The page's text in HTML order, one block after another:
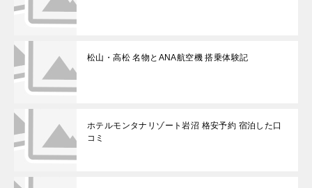
松山・高松 名物とANA航空機 搭乗体験記
ホテルモンタナリゾート岩沼 格安予約 宿泊した口
コミ